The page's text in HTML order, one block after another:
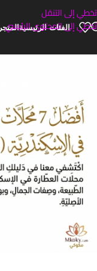
تخطي إلى التنقل
تخطي إلى المحتوى الرئيسي
الفئات الرئيسيةالمتجر